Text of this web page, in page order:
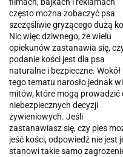
filmach, bajkach i reklamach
często można zobaczyć psa
szczęśliwie gryzącego dużą
Nic więc dziwnego, że wielu
opiekunów zastanawia się,
podanie kości jest dla psa
naturalne i bezpieczne. Wokół
tego tematu narosło jednak
mitów, które mogą prowadzić
niebezpiecznych decyzji
żywieniowych. Jeśli
zastanawiasz się, czy pies
jeść kości, odpowiedź nie jest
stanowi takie samo